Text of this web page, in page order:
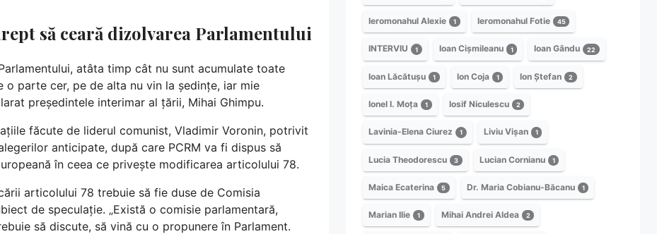
să ceară dizolvarea Parlamentului
atâta timp cât nu sunt acumulate toate
parte cer, pe de alta nu vin la ședințe, iar mie
președintele interimar al țării, Mihai Ghimpu.
făcute de liderul comunist, Vladimir Voronin, potrivit
anticipate, după care PCRM va fi dispus să
în ceea ce privește modificarea articolului 78.
articolului 78 trebuie să fie duse de Comisia
de speculație. „Există o comisie parlamentară,
să discute, să vină cu o propunere în Parlament.
Ieromonahul Alexie 1 Ieromonahul Fotie 45
INTERVIU 1 Ioan Cișmileanu 1 Ioan Gându 22
Ioan Lăcătușu 1 Ion Coja 1 Ion Ștefan 2
Ionel I. Moța 1 Iosif Niculescu 2
Lavinia-Elena Ciurez 1 Liviu Vișan 1
Lucia Theodorescu 3 Lucian Cornianu 1
Maica Ecaterina 5 Dr. Maria Cobianu-Băcanu 1
Marian Ilie 1 Mihai Andrei Aldea 2